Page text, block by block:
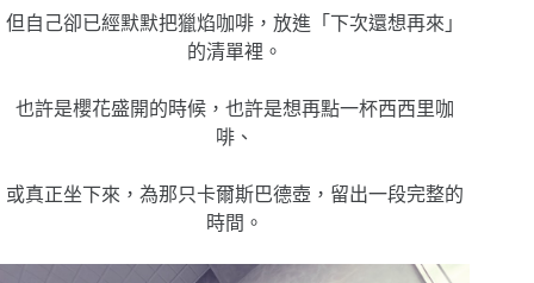
但自己卻已經默默把獵焰咖啡，放進「下次還想再來」
的清單裡。
也許是櫻花盛開的時候，也許是想再點一杯西西里咖
啡、
或真正坐下來，為那只卡爾斯巴德壺，留出一段完整的
時間。